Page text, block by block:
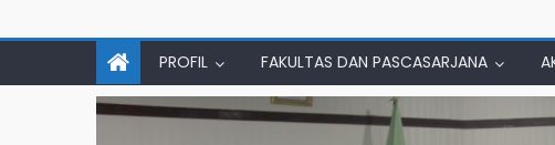
PROFIL FAKULTAS DAN PASCASARJANA